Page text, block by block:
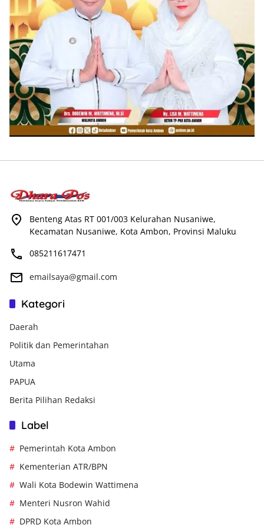
Benteng Atas RT 001/003 Kelurahan Nusaniwe,
Kecamatan Nusaniwe, Kota Ambon, Provinsi Maluku
085211617471
emailsaya@gmail.com
Kategori
Daerah
Politik dan Pemerintahan
Utama
PAPUA
Berita Pilihan Redaksi
Label
Pemerintah Kota Ambon
Kementerian ATR/BPN
Wali Kota Bodewin Wattimena
Menteri Nusron Wahid
DPRD Kota Ambon